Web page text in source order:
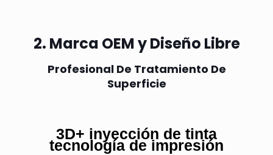
2. Marca OEM y Diseño Libre
Profesional De Tratamiento De
Superficie
3D+ inyección de tinta
tecnología de impresión